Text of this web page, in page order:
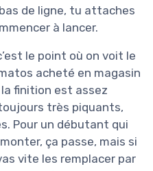
de ligne, tu attaches
à lancer.
le point où on voit le
acheté en magasin
finition est assez
très piquants,
Pour un débutant qui
ça passe, mais si
vite les remplacer par